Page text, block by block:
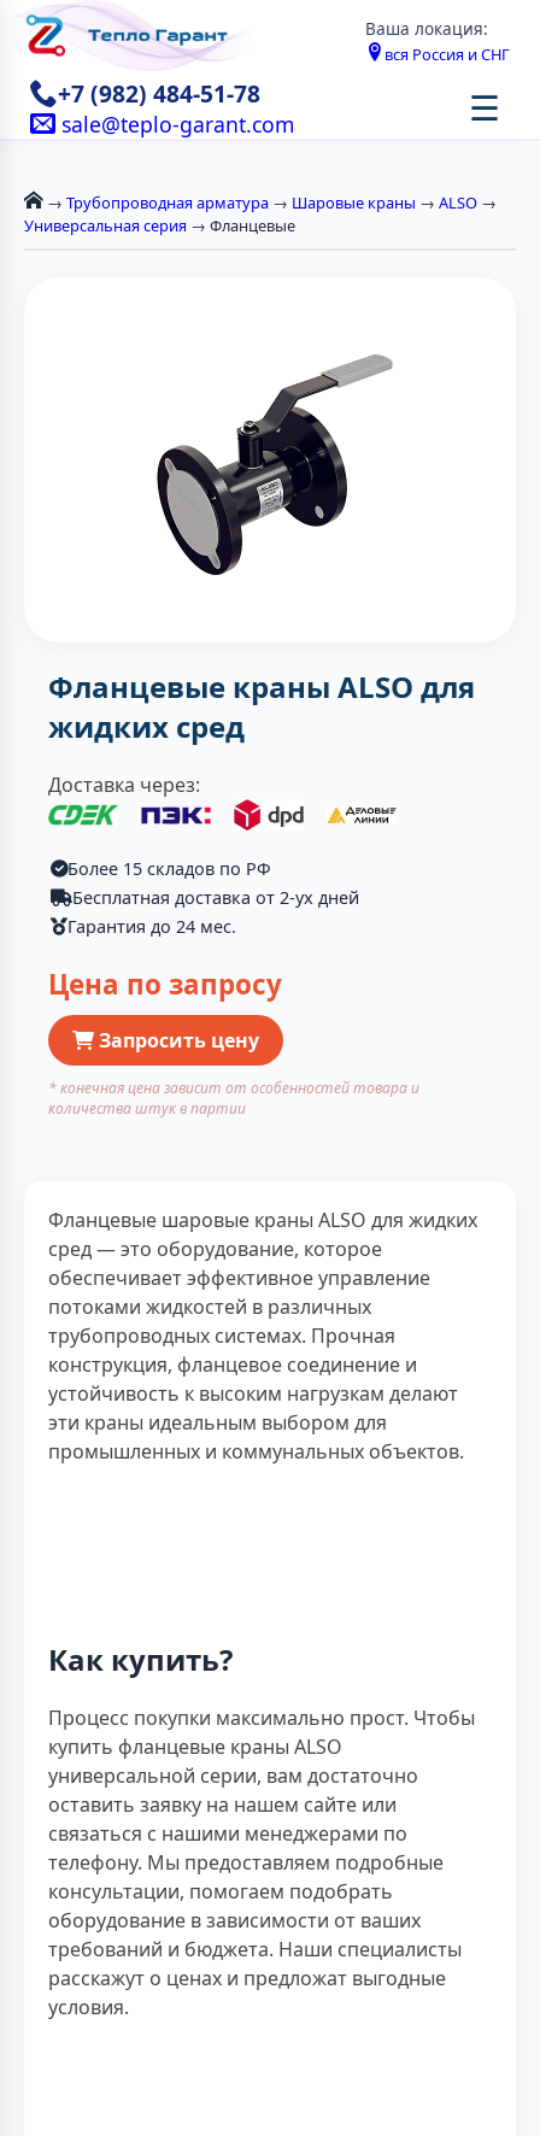
Ваша локация:
вся Россия и СНГ
+7 (982) 484-51-78
sale@teplo-garant.com ☰
→ Трубопроводная арматура → Шаровые краны → ALSO →
Универсальная серия → Фланцевые
Фланцевые краны ALSO для
жидких сред
Доставка через:
Более 15 складов по РФ
Бесплатная доставка от 2-ух дней
Гарантия до 24 мес.
Цена по запросу
Запросить цену
* конечная цена зависит от особенностей товара и
количества штук в партии
Фланцевые шаровые краны ALSO для жидких
сред — это оборудование, которое
обеспечивает эффективное управление
потоками жидкостей в различных
трубопроводных системах. Прочная
конструкция, фланцевое соединение и
устойчивость к высоким нагрузкам делают
эти краны идеальным выбором для
промышленных и коммунальных объектов.
Как купить?
Процесс покупки максимально прост. Чтобы
купить фланцевые краны ALSO
универсальной серии, вам достаточно
оставить заявку на нашем сайте или
связаться с нашими менеджерами по
телефону. Мы предоставляем подробные
консультации, помогаем подобрать
оборудование в зависимости от ваших
требований и бюджета. Наши специалисты
расскажут о ценах и предложат выгодные
условия.